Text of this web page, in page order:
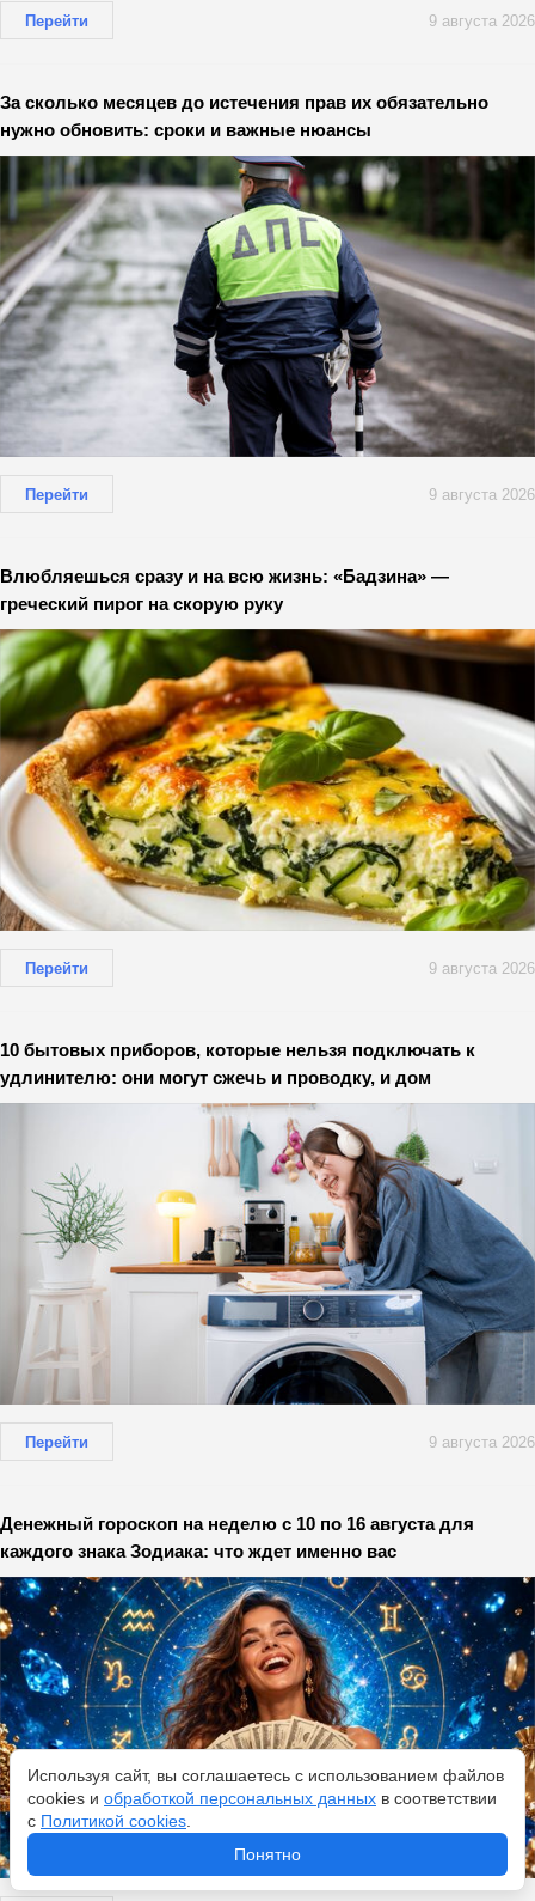
Перейти 9 августа 2026
За сколько месяцев до истечения прав их обязательно
нужно обновить: сроки и важные нюансы
Перейти 9 августа 2026
Влюбляешься сразу и на всю жизнь: «Бадзина» —
греческий пирог на скорую руку
Перейти 9 августа 2026
10 бытовых приборов, которые нельзя подключать к
удлинителю: они могут сжечь и проводку, и дом
Перейти 9 августа 2026
Денежный гороскоп на неделю с 10 по 16 августа для
каждого знака Зодиака: что ждет именно вас
Используя сайт, вы соглашаетесь с использованием файлов
cookies и обработкой персональных данных в соответствии
с Политикой cookies
Понятно